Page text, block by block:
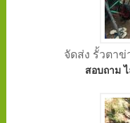
จัดส่ง รั้วตาข่
สอบถาม